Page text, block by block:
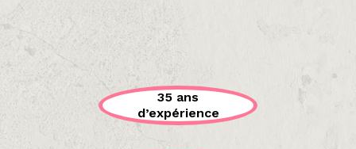
35 ans
d’expérience